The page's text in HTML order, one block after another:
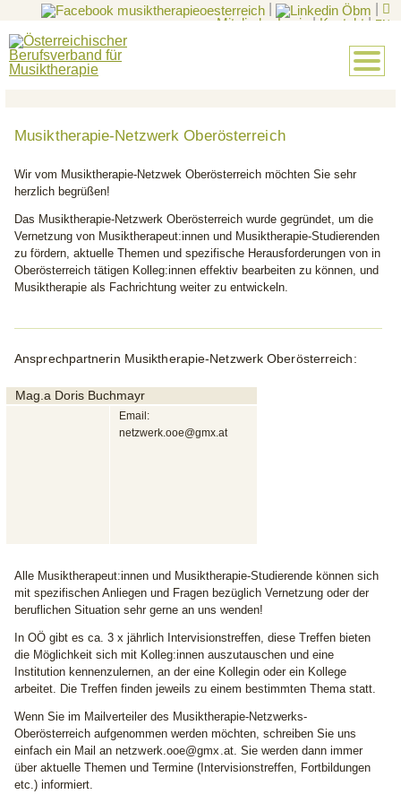
Mitglieder-Login
| Kontakt | EN
Musiktherapie-Netzwerk Oberösterreich
Wir vom Musiktherapie-Netzwek Oberösterreich möchten Sie sehr
herzlich begrüßen!
Das Musiktherapie-Netzwerk Oberösterreich wurde gegründet, um die
Vernetzung von Musiktherapeut:innen und Musiktherapie-Studierenden
zu fördern, aktuelle Themen und spezifische Herausforderungen von in
Oberösterreich tätigen Kolleg:innen effektiv bearbeiten zu können, und
Musiktherapie als Fachrichtung weiter zu entwickeln.
Ansprechpartnerin Musiktherapie-Netzwerk Oberösterreich:
Mag.a Doris Buchmayr
Email:
netzwerk.ooe@gmx.at
Alle Musiktherapeut:innen und Musiktherapie-Studierende können sich
mit spezifischen Anliegen und Fragen bezüglich Vernetzung oder der
beruflichen Situation sehr gerne an uns wenden!
In OÖ gibt es ca. 3 x jährlich Intervisionstreffen, diese Treffen bieten
die Möglichkeit sich mit Kolleg:innen auszutauschen und eine
Institution kennenzulernen, an der eine Kollegin oder ein Kollege
arbeitet. Die Treffen finden jeweils zu einem bestimmten Thema statt.
Wenn Sie im Mailverteiler des Musiktherapie-Netzwerks-
Oberösterreich aufgenommen werden möchten, schreiben Sie uns
einfach ein Mail an netzwerk.ooe@gmx.at. Sie werden dann immer
über aktuelle Themen und Termine (Intervisionstreffen, Fortbildungen
etc.) informiert.